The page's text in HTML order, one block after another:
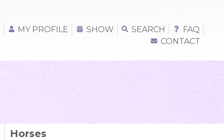
MY PROFILE SHOW SEARCH
FAQ
CONTACT
Horses